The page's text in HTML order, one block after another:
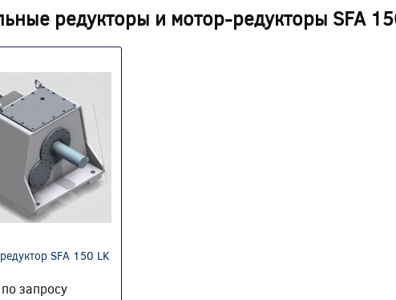
редукторы и мотор-редукторы SFA
SFA 150 LK
запросу